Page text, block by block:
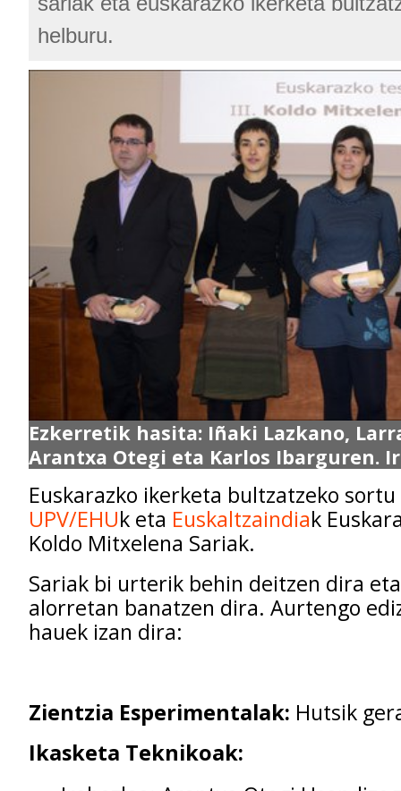
helburu.
Ezkerretik hasita: Iñaki Lazkano,
Arantxa Otegi eta Karlos Ibarguren.
Euskarazko ikerketa bultzatzeko
UPV/EHUk eta Euskaltzaindiak
Koldo Mitxelena Sariak.
Sariak bi urterik behin deitzen dira
alorretan banatzen dira. Aurtengo
hauek izan dira:
Zientzia Esperimentalak: Hutsik
Ikasketa Teknikoak: